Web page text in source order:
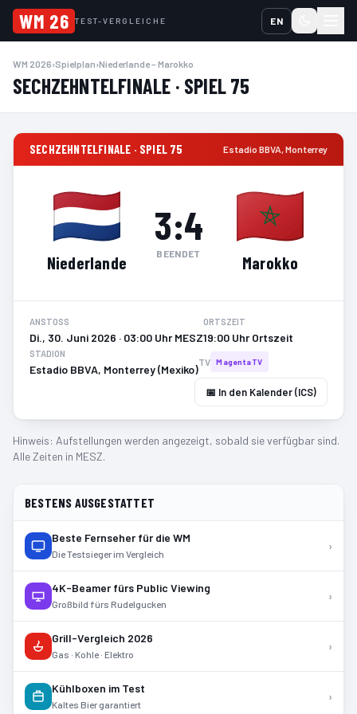
WM 26 TEST-VERGLEICHE EN
WM 2026›Spielplan›Niederlande – Marokko
SECHZEHNTELFINALE · SPIEL 75
SECHZEHNTELFINALE · SPIEL 75 Estadio BBVA,Monterrey
Niederlande
3:4
BEENDET Marokko
ANSTOSS
Di., 30. Juni 2026 · 03:00 Uhr MESZ
ORTSZEIT
19:00 Uhr Ortszeit
STADION
Estadio BBVA, Monterrey (Mexiko)
TV MagentaTV
📅 In den Kalender (ICS)
Hinweis: Aufstellungen werden angezeigt, sobald sie verfügbar sind.
Alle Zeiten in MESZ.
BESTENS AUSGESTATTET
Beste Fernseher für die WM
Die Testsieger im Vergleich
›
4K-Beamer fürs Public Viewing
Großbild fürs Rudelgucken
›
Grill-Vergleich 2026
Gas · Kohle · Elektro
›
Kühlboxen im Test
Kaltes Bier garantiert
›